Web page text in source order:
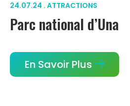
24.07.24 . ATTRACTIONS
Parc national d’Una
En Savoir Plus